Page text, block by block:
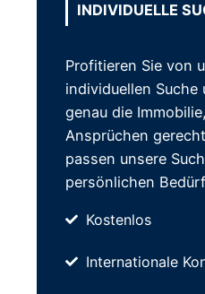
INDIVIDUELLE
Profitieren Sie von
individuellen Suche
genau die
Ansprüchen
passen unsere
persönlichen
Kostenlos
Internationale